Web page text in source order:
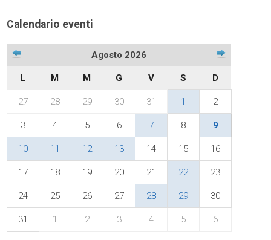
Calendario eventi
Agosto 2026
L M M G V S D
27 28 29 30 31 1 2
3 4 5 6 7 8 9
10 11 12 13 14 15 16
17 18 19 20 21 22 23
24 25 26 27 28 29 30
31 1 2 3 4 5 6